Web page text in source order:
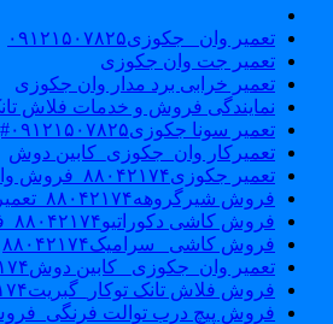
تعمیر وان _جکوزی۰۹۱۲۱۵۰۷۸۲۵
تعمیر جت وان جکوزی
تعمیر خرابی برد مدار وان جکوزی
نمایندگی فروش و خدمات فلاش تانک
تعمیر سونا جکوزی۰۹۱۲۱۵۰۷۸۲۵#| Sauna | Jacuzzi
تعمیرکار وان_جکوزی_کابین دوش
تعمیر جکوزی۸۸۰۴۲۱۷۴_فروش وان جکوزی
فروش شیرگروهه۸۸۰۴۲۱۷۴_تعمیر شیرگروهه
فروش کاشی دکوراتیو۸۸۰۴۲۱۷۴_فروش کاشی بین کابینتی
فروش کاشی _سرامیک۸۸۰۴۲۱۷۴
تعمیر وان_جکوزی_ کابین دوش۸۸۰۴۲۱۷۴
فروش فلاش تانک توکار_گبریت۸۸۰۴۲۱۷۴
فروش پیچ درب توالت فرنگی_فروش بست